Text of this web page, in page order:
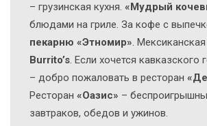
– грузинская кухня. «Мудрый
блюдами на гриле. За кофе с
пекарню «Этномир».
Burrito’s. Если хочется кавказского
– добро пожаловать в ресторан
Ресторан «Оазис» –
завтраков, обедов и ужинов.